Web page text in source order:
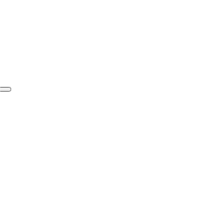
Search